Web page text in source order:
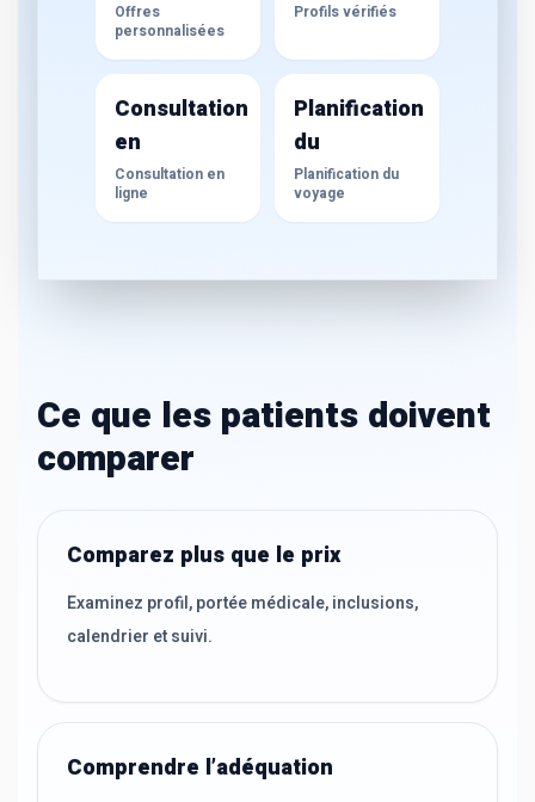
Offres
personnalisées
Profils vérifiés
Consultation
en
Consultation en
ligne
Planification
du
Planification du
voyage
Ce que les patients doivent
comparer
Comparez plus que le prix
Examinez profil, portée médicale, inclusions,
calendrier et suivi.
Comprendre l’adéquation